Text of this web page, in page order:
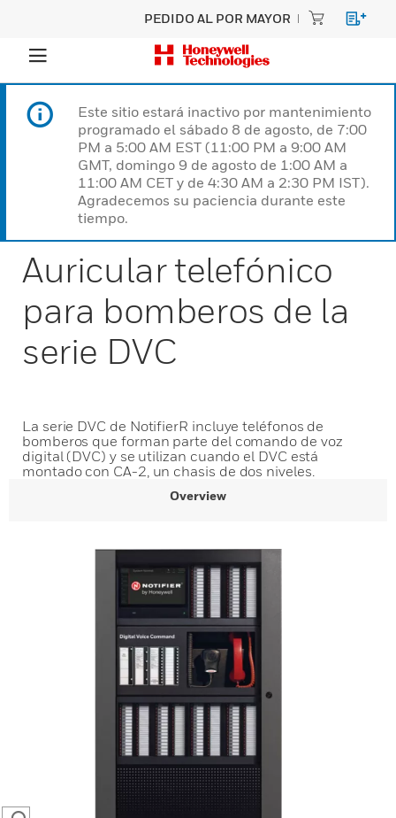
PEDIDO AL POR MAYOR
Este sitio estará inactivo por mantenimiento
programado el sábado 8 de agosto, de 7:00
PM a 5:00 AM EST (11:00 PM a 9:00 AM
GMT, domingo 9 de agosto de 1:00 AM a
11:00 AM CET y de 4:30 AM a 2:30 PM IST).
Agradecemos su paciencia durante este
tiempo.
Auricular telefónico
para bomberos de la
serie DVC
La serie DVC de NotifierR incluye teléfonos de
bomberos que forman parte del comando de voz
digital (DVC) y se utilizan cuando el DVC está
montado con CA-2, un chasis de dos niveles.
Overview